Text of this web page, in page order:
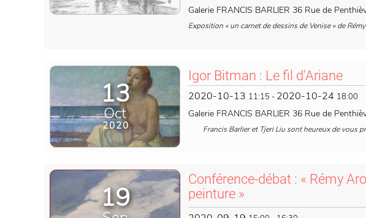
Galerie FRANCIS BARLIER 36 Rue de
Exposition « un carnet de dessins de Venise » de
13
Oct
2020
Igor Bitman : Le fil d'Ariane
2020-10-13 11:15 - 2020-10-24 18:00
Galerie FRANCIS BARLIER 36 Rue de
Francis Barlier et Tjeri Liu sont heureux de vous
19
Conférence-débat : « Rémy
peinture »